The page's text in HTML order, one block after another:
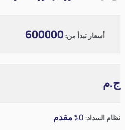
أسعار تبدأ من:600000
ج.م
نظام السداد:0% مقدم